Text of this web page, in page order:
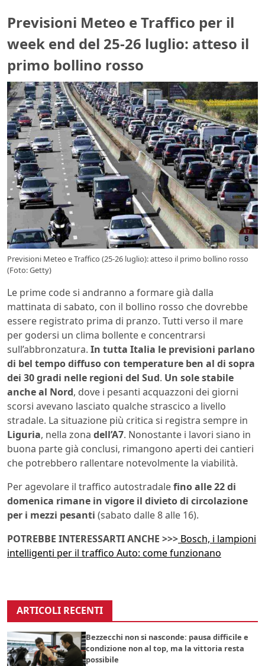
Previsioni Meteo e Traffico per il
week end del 25-26 luglio: atteso il
primo bollino rosso
Previsioni Meteo e Traffico (25-26 luglio): atteso il primo bollino rosso
(Foto: Getty)
Le prime code si andranno a formare già dalla
mattinata di sabato, con il bollino rosso che dovrebbe
essere registrato prima di pranzo. Tutti verso il mare
per godersi un clima bollente e concentrarsi
sull’abbronzatura. In tutta Italia le previsioni parlano
di bel tempo diffuso con temperature ben al di sopra
dei 30 gradi nelle regioni del Sud. Un sole stabile
anche al Nord, dove i pesanti acquazzoni dei giorni
scorsi avevano lasciato qualche strascico a livello
stradale. La situazione più critica si registra sempre in
Liguria, nella zona dell’A7. Nonostante i lavori siano in
buona parte già conclusi, rimangono aperti dei cantieri
che potrebbero rallentare notevolmente la viabilità.
Per agevolare il traffico autostradalefino alle 22 di
domenica rimane in vigore il divieto di circolazione
per i mezzi pesanti (sabato dalle 8 alle 16).
POTREBBE INTERESSARTI ANCHE >>> Bosch, i lampioni
intelligenti per il traffico Auto: come funzionano
ARTICOLI RECENTI
Bezzecchi non si nasconde: pausa difficile e
condizione non al top, ma la vittoria resta
possibile